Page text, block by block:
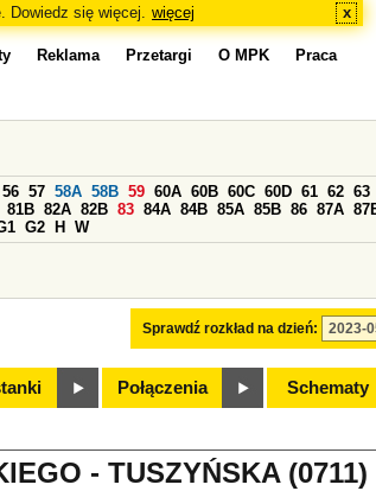
Dowiedz się więcej. więcej x
Reklama Przetargi O MPK Praca
Sprawdź rozkład na dzień:
56 57 58A 58B 59 60A 60B 60C 60D 61 62 63
81B 82A 82B 83 84A 84B 85A 85B 86 87A
G2 H W
Połączenia Schematy
- TUSZYŃSKA (0711)